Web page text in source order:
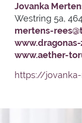
Jovanka
Westring 5a,
mertens-
www.aether-
https://